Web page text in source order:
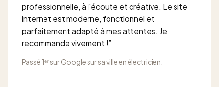
professionnelle, à l'écoute et créative. Le site
internet est moderne, fonctionnel et
parfaitement adapté à mes attentes. Je
recommande vivement !”
Passé 1ᵉʳ sur Google sur sa ville en électricien.